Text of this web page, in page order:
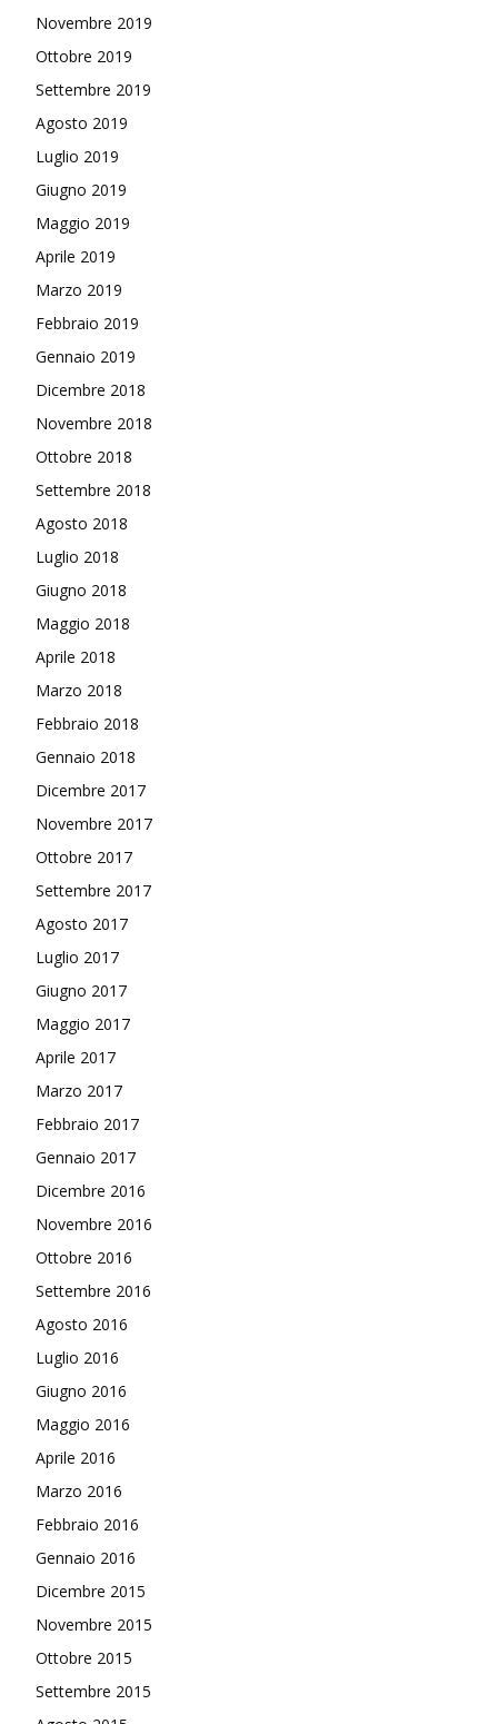
Novembre 2019
Ottobre 2019
Settembre 2019
Agosto 2019
Luglio 2019
Giugno 2019
Maggio 2019
Aprile 2019
Marzo 2019
Febbraio 2019
Gennaio 2019
Dicembre 2018
Novembre 2018
Ottobre 2018
Settembre 2018
Agosto 2018
Luglio 2018
Giugno 2018
Maggio 2018
Aprile 2018
Marzo 2018
Febbraio 2018
Gennaio 2018
Dicembre 2017
Novembre 2017
Ottobre 2017
Settembre 2017
Agosto 2017
Luglio 2017
Giugno 2017
Maggio 2017
Aprile 2017
Marzo 2017
Febbraio 2017
Gennaio 2017
Dicembre 2016
Novembre 2016
Ottobre 2016
Settembre 2016
Agosto 2016
Luglio 2016
Giugno 2016
Maggio 2016
Aprile 2016
Marzo 2016
Febbraio 2016
Gennaio 2016
Dicembre 2015
Novembre 2015
Ottobre 2015
Settembre 2015